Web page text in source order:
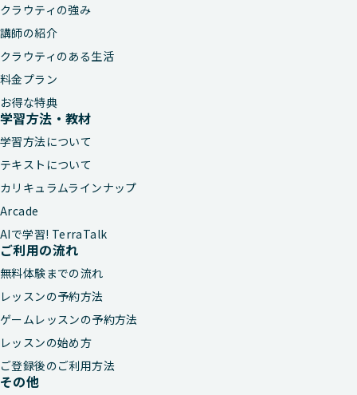
クラウティの強み
講師の紹介
クラウティのある生活
料金プラン
お得な特典
学習方法・教材
学習方法について
テキストについて
カリキュラムラインナップ
Arcade
AIで学習! TerraTalk
ご利用の流れ
無料体験までの流れ
レッスンの予約方法
ゲームレッスンの予約方法
レッスンの始め方
ご登録後のご利用方法
その他